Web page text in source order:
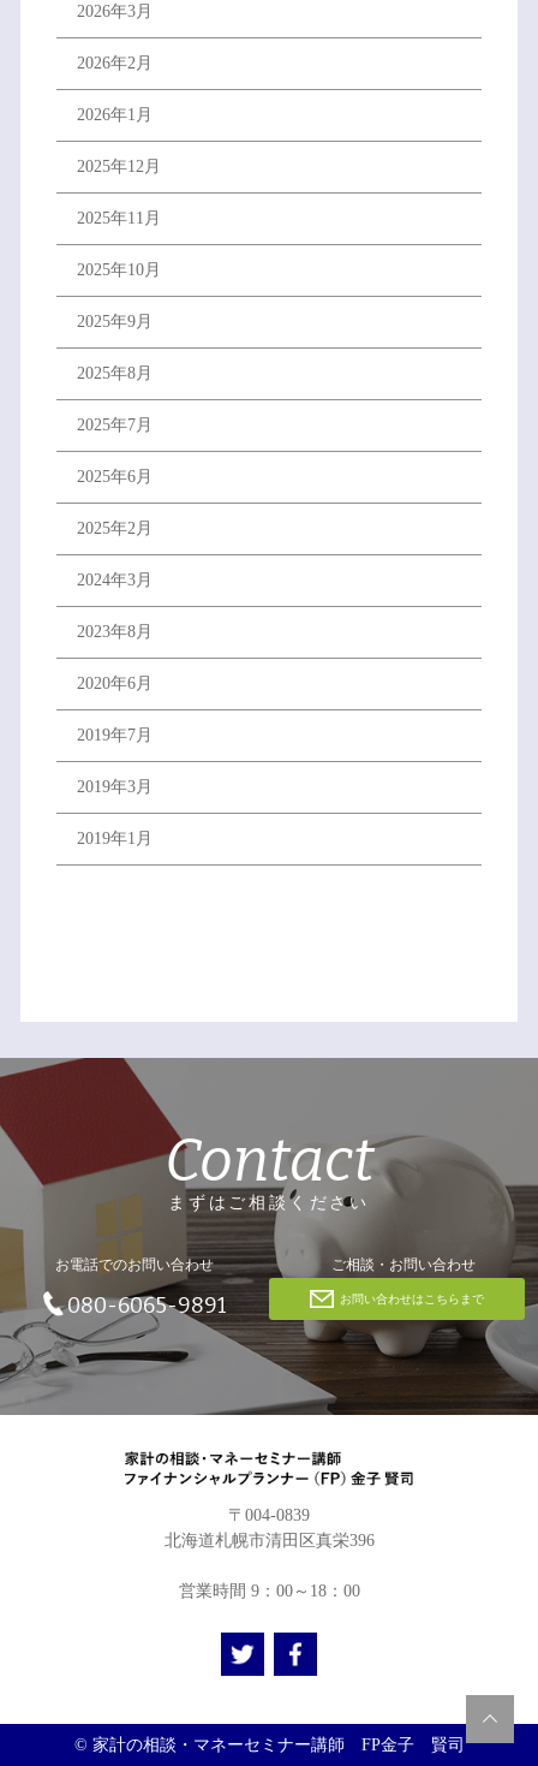
2026年3月
2026年2月
2026年1月
2025年12月
2025年11月
2025年10月
2025年9月
2025年8月
2025年7月
2025年6月
2025年2月
2024年3月
2023年8月
2020年6月
2019年7月
2019年3月
2019年1月
Contact
まずはご相談ください
お電話でのお問い合わせ
080-6065-9891
ご相談・お問い合わせ
お問い合わせはこちらまで
〒004-0839
北海道札幌市清田区真栄396
営業時間 9：00～18：00
© 家計の相談・マネーセミナー講師 FP金子 賢司